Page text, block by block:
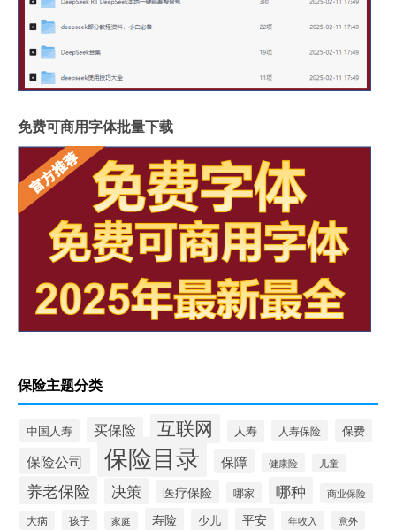
免费可商用字体批量下载
保险主题分类
中国人寿 买保险 互联网 人寿 人寿保险 保费
保险公司 保险目录 保障 健康险 儿童
养老保险 决策 医疗保险 哪家 哪种
商业保险
大病
孩子 家庭 寿险 少儿 平安 年收入 意外